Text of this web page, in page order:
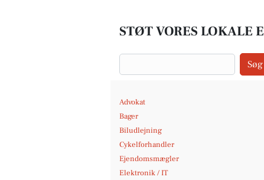
STØT VORES LOKALE
Søg
Advokat
Bager
Biludlejning
Cykelforhandler
Ejendomsmægler
Elektronik / IT